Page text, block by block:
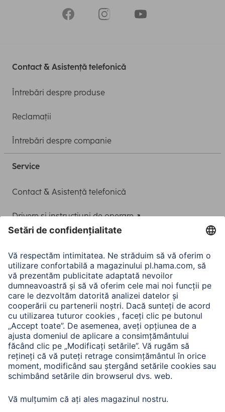
Contact & Asistență telefonică
Întrebări despre produse
Reclamații
Întrebări despre companie
Service
Contact & Asistență telefonică
Drivere și instrucțiuni de operare
A.N.P.C.
A.N.P.C. SAL
Companie
Istoria companiei
Hama Mondial